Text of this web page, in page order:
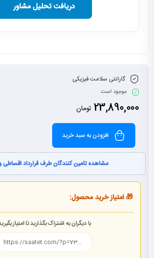
دریافت تحلیل مشاور
گارانتی سلامت فیزیکی
موجود است
23,890,000 تومان
افزودن به سبد خرید
مشاهده تامین کنندگان طرف قرارداد اقساطی
🎁 امتیاز خرید محصول:
با دیگران به اشتراک بگذارید تا امتیاز